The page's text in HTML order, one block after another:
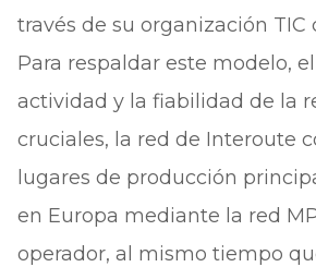
través de su organización TIC
Para respaldar este modelo,
actividad y la fiabilidad de la
cruciales, la red de Interoute
lugares de producción
en Europa mediante la red
operador, al mismo tiempo